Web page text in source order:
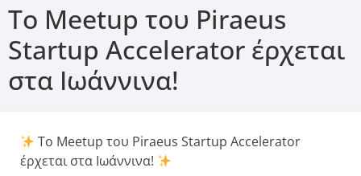
Το Meetup του Piraeus
Startup Accelerator έρχεται
στα Ιωάννινα!
Το Meetup του Piraeus Startup Accelerator
έρχεται στα Ιωάννινα!